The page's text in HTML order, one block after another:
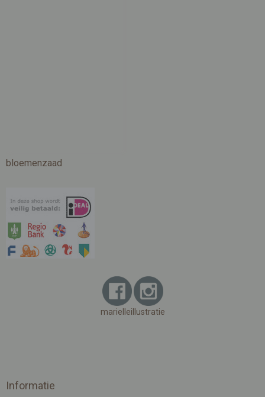
bloemenzaad
marielleillustratie
Informatie